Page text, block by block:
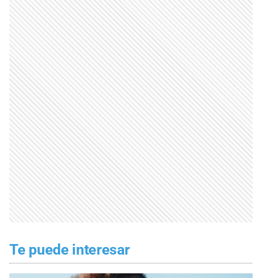
Te puede interesar